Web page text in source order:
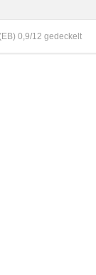
0,9/12 gedeckelt